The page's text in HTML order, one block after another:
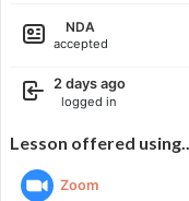
NDA
accepted
2 days ago
logged in
Lesson offered using...
Zoom